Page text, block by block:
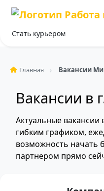
Стать курьером
Главная Вакансии
Вакансии в
Актуальные вакансии
гибким графиком,
возможность начать
партнером прямо